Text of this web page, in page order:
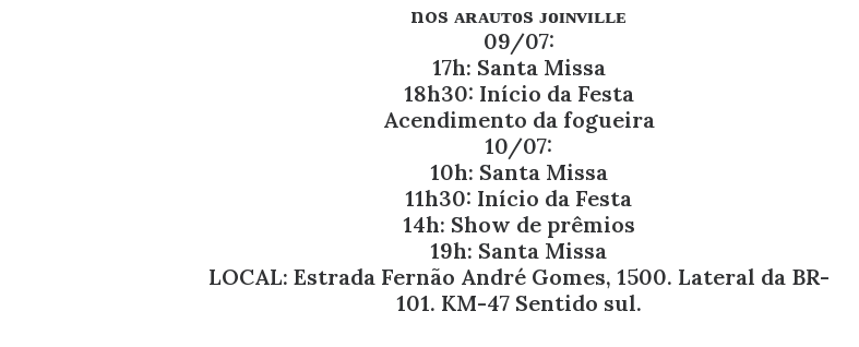
nos ᴀʀᴀᴜᴛᴏs ᴊᴏɪɴᴠɪʟʟᴇ
09/07:
17h: Santa Missa
18h30: Início da Festa
Acendimento da fogueira
10/07:
10h: Santa Missa
11h30: Início da Festa
14h: Show de prêmios
️19h: Santa Missa
LOCAL: Estrada Fernão André Gomes, 1500. Lateral da BR-
101. KM-47 Sentido sul.